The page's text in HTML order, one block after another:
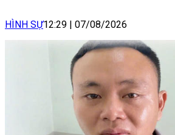
HÌNH SỰ12:29 | 07/08/2026